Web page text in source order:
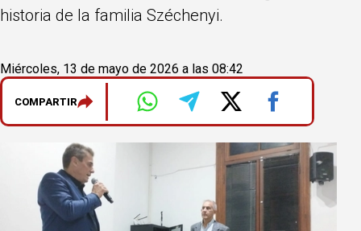
historia de la familia Széchenyi.
Miércoles, 13 de mayo de 2026 a las 08:42
COMPARTIR